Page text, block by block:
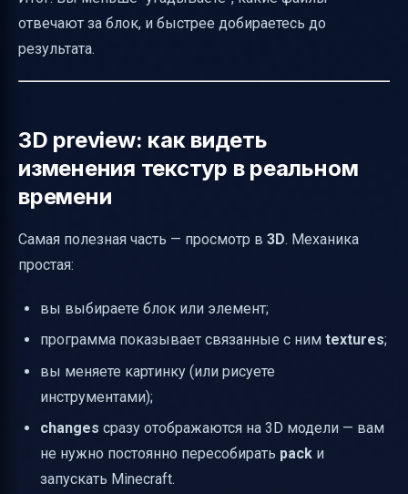
отвечают за блок, и быстрее добираетесь до
результата.
3D preview: как видеть
изменения текстур в реальном
времени
Самая полезная часть — просмотр в 3D. Механика
простая:
вы выбираете блок или элемент;
программа показывает связанные с ним textures;
вы меняете картинку (или рисуете
инструментами);
changes сразу отображаются на 3D модели — вам
не нужно постоянно пересобирать pack и
запускать Minecraft.